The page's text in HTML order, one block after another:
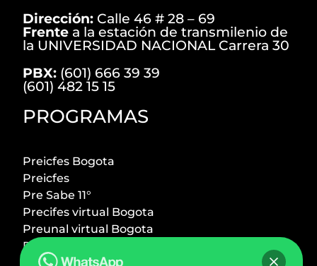
Dirección: Calle 46 # 28 – 69
Frente a la estación de transmilenio de
la UNIVERSIDAD NACIONAL Carrera 30
PBX: (601) 666 39 39
(601) 482 15 15
PROGRAMAS
Preicfes Bogota
Preicfes
Pre Sabe 11°
Precifes virtual Bogota
Preunal virtual Bogota
Preicfes + Preuniversitario
Preuniversitario Bogota